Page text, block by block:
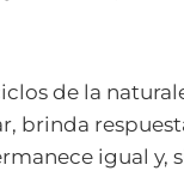
de la
brinda
igual y,